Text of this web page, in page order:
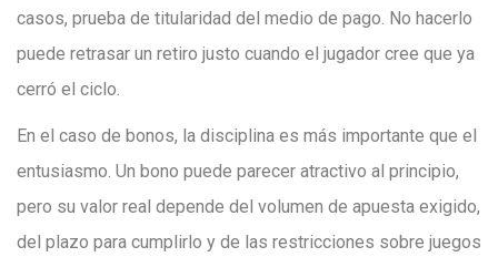
casos, prueba de titularidad del medio de pago. No hacerlo
puede retrasar un retiro justo cuando el jugador cree que ya
cerró el ciclo.
En el caso de bonos, la disciplina es más importante que el
entusiasmo. Un bono puede parecer atractivo al principio,
pero su valor real depende del volumen de apuesta exigido,
del plazo para cumplirlo y de las restricciones sobre juegos